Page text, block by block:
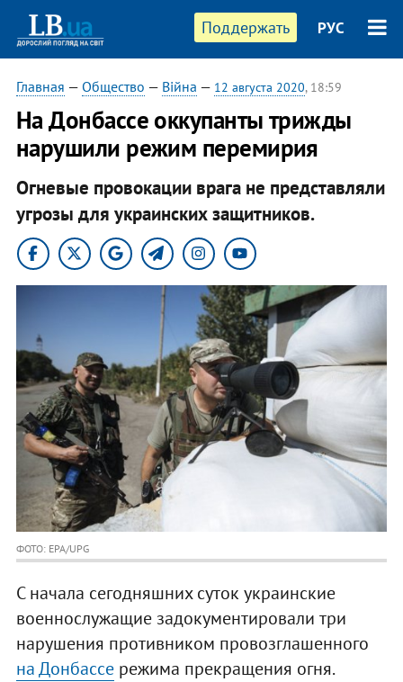
Поддержать РУС
Главная — Общество — Війна — 12 августа 2020, 18:59
На Донбассе оккупанты трижды
нарушили режим перемирия
Огневые провокации врага не представляли
угрозы для украинских защитников.
ФОТО: EPA/UPG
С начала сегодняшних суток украинские
военнослужащие задокументировали три
нарушения противником провозглашенного
на Донбассережима прекращения огня.